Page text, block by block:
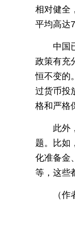
相对健全
平均高达
中国已
政策有充
恒不变的
过货币投
格和严格
此外，
题。比如
化准备金
等，这些
（作者